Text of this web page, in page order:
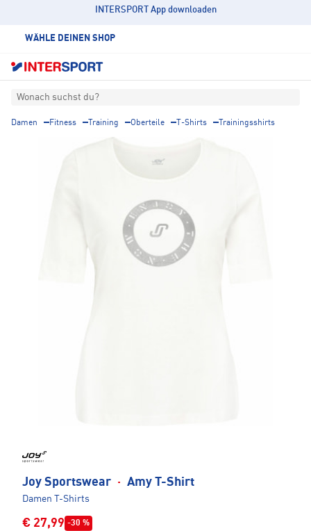
INTERSPORT App downloaden
WÄHLE DEINEN SHOP
Wonach suchst du?
Damen Fitness Training Oberteile T-Shirts Trainingsshirts
Joy Sportswear · Amy T-Shirt
Damen T-Shirts
€ 27,99 -30 %